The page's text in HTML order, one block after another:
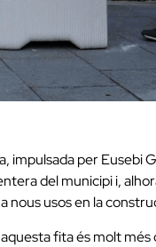
per Eusebi
del municipi i,
nous usos en la
fita és molt